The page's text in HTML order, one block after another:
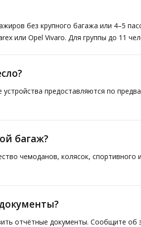
без крупного багажа или 4–5
или Opel Vivaro. Для группы до 11
предоставляются по
багаж?
чемоданов, колясок, спортивного
отчётные документы. Сообщите об